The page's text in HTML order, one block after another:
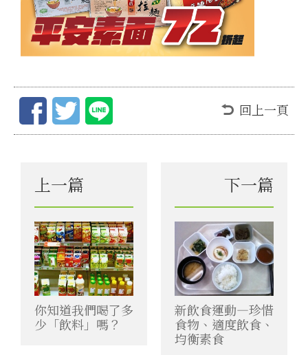
回上一頁
上一篇
你知道我們喝了多
少「飲料」嗎？
下一篇
新飲食運動—珍惜
食物、適度飲食、
均衡素食